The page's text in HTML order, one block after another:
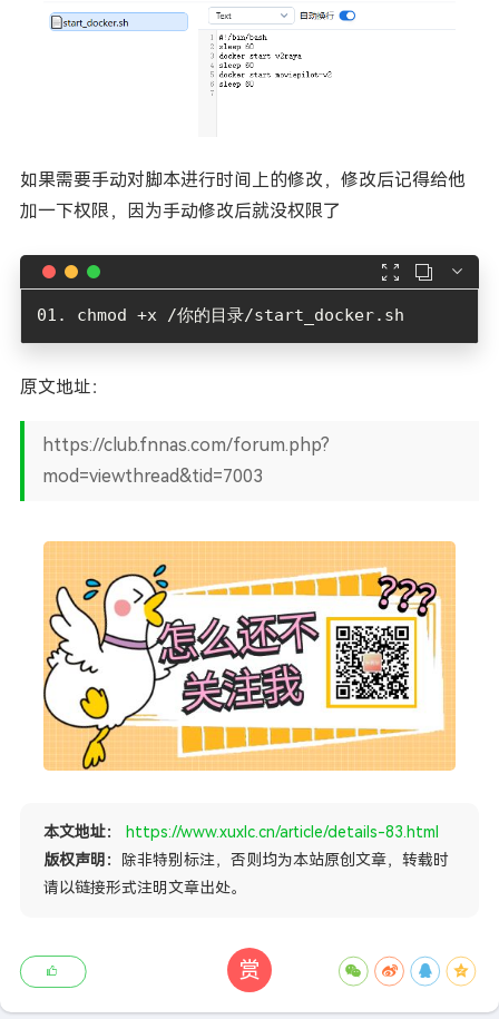
如果需要手动对脚本进行时间上的修改，修改后记得给他
加一下权限，因为手动修改后就没权限了
  
原文地址：
https://club.fnnas.com/forum.php?
mod=viewthread&tid=7003
本文地址：
https://www.xuxlc.cn/article/details-83.html
版权声明：
除非特别标注，否则均为本站原创文章，转载时
请以链接形式注明文章出处。
赏